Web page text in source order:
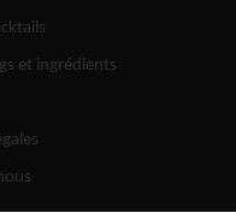
et ingrédients